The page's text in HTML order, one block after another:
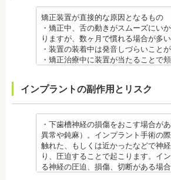
膜にアレルギー症状が起きた場合は、
医師の指示を仰いでください。
抜歯・麻酔 ・矯正をしたい箇所に十
ない場合は、抜歯を必要とすることも
康上問題のない歯を抜歯する場合も
・抜歯する場合は麻酔注射を行いま
もあるため、心が起こることもありま
は、頬を噛んだり、熱いものを飲ん
らないため、口腔内を傷つけるリス
さらに、麻酔によって悪心、嘔吐、ア
虫歯・歯周病 ・矯正治療中、矯正装
ブラッシング（歯磨き）しにくい部
め、虫歯や歯周炎のリスクが高くな
を感じることもありますので、必要
で対処する場合やその他の対処策を行
ます。
・矯正装置を装着した直後や、ワイヤ
直後に痛みを感じることがありますが
まる場合が多いです。また、冷たい
科医師に相談しましょう。
いるため、金属アレルギーのある方
は、皮膚科で行われているパッチテ
アレルギー材料を特定し、歯科医師に
い。矯正装置を装着したあとに、皮
にアレルギー症状が起きた場合は、
師の指示を仰いでください。
矯正装置が直接的な原因となるもの
・矯正中、舌の動きがスムーズにい
りますが、数ヶ月で慣れる場合が多い
・装置の装着中は発音しづらいことが
・矯正治療中に装置が当たることで
で対処する場合やその他の対処策を行
ます。
・矯正装置を装着した直後や、ワイ
直後に痛みを感じることがあります
まる場合が多いです。また、冷たい
きにしみる「知覚過敏」があらわれる
すが、基本的には数日で改善されま
場合は、歯科医師に相談しましょう。
インプラントの副作用とリスク
・下歯槽神経の損傷をおこす場合が
異常や鈍麻）。インプラント手術の
触れた、もしくは近かったなどで神
り、圧迫することで起こります。イ
る神経の圧迫、損傷、切断がある場